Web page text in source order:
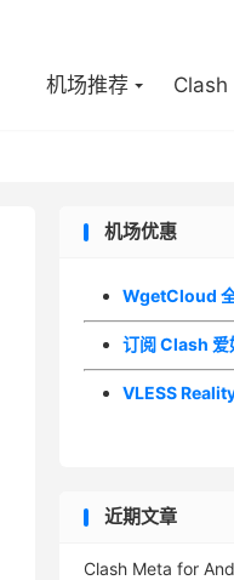
机场推荐 Clash
机场优惠
WgetCloud
订阅 Clash 爱
VLESS
近期文章
Clash Meta for